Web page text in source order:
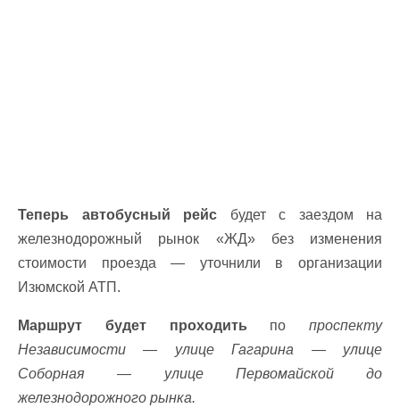
Теперь автобусный рейс будет с заездом на
железнодорожный рынок «ЖД» без изменения
стоимости проезда — уточнили в организации
Изюмской АТП.
Маршрут будет проходить по проспекту
Независимости — улице Гагарина — улице
Соборная — улице Первомайской до
железнодорожного рынка.